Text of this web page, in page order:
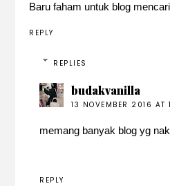
Baru faham untuk blog
REPLY
REPLIES
budakvanilla
13 NOVEMBER 2016 AT
memang banyak blog yg
REPLY